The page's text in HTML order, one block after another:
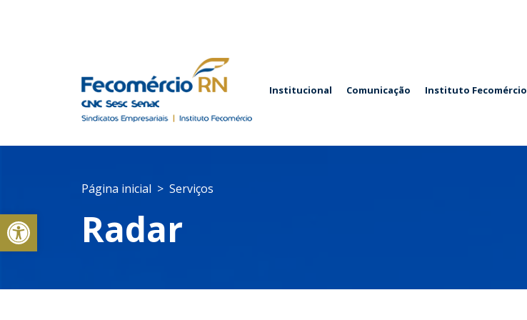
Abrir a barra de ferramentas
Institucional Comunicação Instituto Fecomércio
Página inicial Serviços
Radar